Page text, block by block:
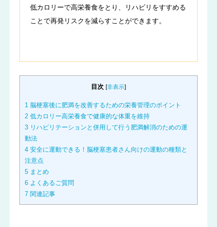
低カロリーで高栄養食をとり、リハビリをすすめる
ことで再発リスクを減らすことができます。
目次 [非表示]
1 脳梗塞後に肥満を改善するための栄養管理のポイント
2 低カロリー高栄養食で健康的な体重を維持
3 リハビリテーションと併用して行う肥満解消のための運
動法
4 安全に運動できる！脳梗塞患者さん向けの運動の種類と
注意点
5 まとめ
6 よくあるご質問
7 関連記事